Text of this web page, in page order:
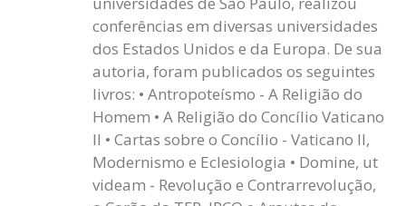
conferências em diversas universidades
dos Estados Unidos e da Europa. De sua
autoria, foram publicados os seguintes
livros: • Antropoteísmo - A Religião do
Homem • A Religião do Concílio Vaticano
II • Cartas sobre o Concílio - Vaticano II,
Modernismo e Eclesiologia • Domine, ut
videam - Revolução e Contrarrevolução,